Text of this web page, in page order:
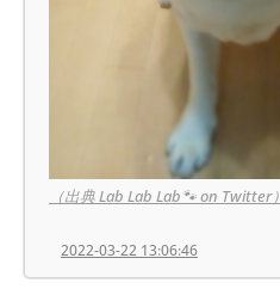
（出典 Lab Lab Lab🐾 on Twitter）
2022-03-22 13:06:46